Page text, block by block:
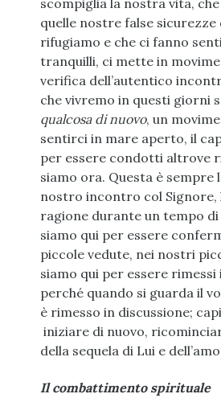
scompiglia la nostra vita,
quelle nostre false
rifugiamo e che ci fanno
tranquilli, ci mette in
verifica dell’autentico
che vivremo in questi giorni
qualcosa di nuovo, un
sentirci in mare aperto, il
per essere condotti altrove
siamo ora. Questa è sempre
nostro incontro col Signore,
ragione durante un tempo
siamo qui per essere
piccole vedute, nei nostri
siamo qui per essere rimessi
perché quando si guarda il
è rimesso in discussione;
iniziare di nuovo,
della sequela di Lui e
Il combattimento spirituale